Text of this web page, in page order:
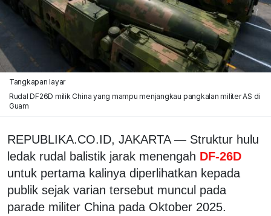
Tangkapan layar
Rudal DF26D milik China yang mampu menjangkau pangkalan militer AS di
Guam
REPUBLIKA.CO.ID, JAKARTA — Struktur hulu
ledak rudal balistik jarak menengah DF-26D
untuk pertama kalinya diperlihatkan kepada
publik sejak varian tersebut muncul pada
parade militer China pada Oktober 2025.